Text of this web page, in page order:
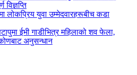
विज्ञप्ति
लोकप्रिय युवा उम्मेदवारहरूबीच कडा
ईभी गाडीभित्र महिलाको शव फेला,
अनुसन्धान